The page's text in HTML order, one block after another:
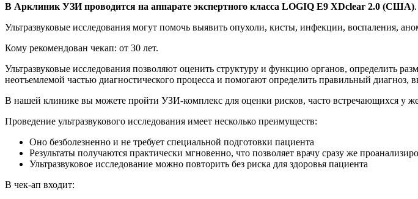
В Арклиник УЗИ проводится на аппарате экспертного класса LOGIQ E9 XDclear 2.0 (США).
Ультразвуковые исследования могут помочь выявить опухоли, кисты, инфекции, воспаления,
Кому рекомендован чекап: от 30 лет.
Ультразвуковые исследования позволяют оценить структуру и функцию органов, определить
неотъемлемой частью диагностического процесса и помогают определить правильный диагноз,
В нашей клинике вы можете пройти УЗИ-комплекс для оценки рисков, часто встречающихся у
Проведение ультразвукового исследования имеет несколько преимуществ:
Оно безболезненно и не требует специальной подготовки пациента
Результаты получаются практически мгновенно, что позволяет врачу сразу же
Ультразвуковое исследование можно повторить без риска для здоровья пациента
В чек-ап входит: